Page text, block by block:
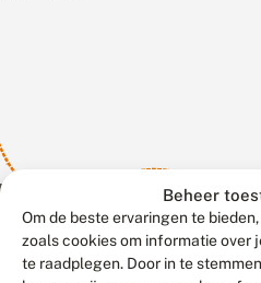
Beheer
Om de beste ervaringen te
zoals cookies om informatie over
te raadplegen. Door in te
Meld waarnemingen
© 2026